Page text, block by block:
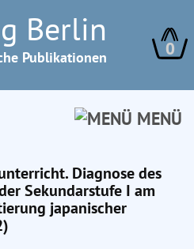
Berlin
Publikationen 0
MENÜ
Diagnose des
Sekundarstufe I am
japanischer